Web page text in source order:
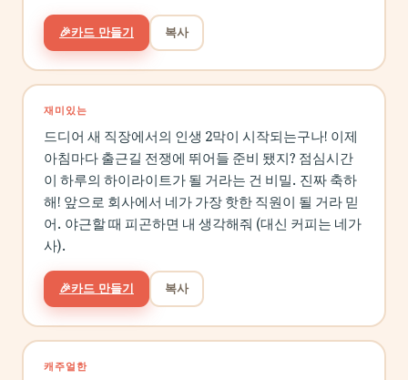
🎉카드 만들기 복사
재미있는
드디어 새 직장에서의 인생 2막이 시작되는구나! 이제
아침마다 출근길 전쟁에 뛰어들 준비 됐지? 점심시간
이 하루의 하이라이트가 될 거라는 건 비밀. 진짜 축하
해! 앞으로 회사에서 네가 가장 핫한 직원이 될 거라 믿
어. 야근할 때 피곤하면 내 생각해줘 (대신 커피는 네가
사).
🎉카드 만들기 복사
캐주얼한